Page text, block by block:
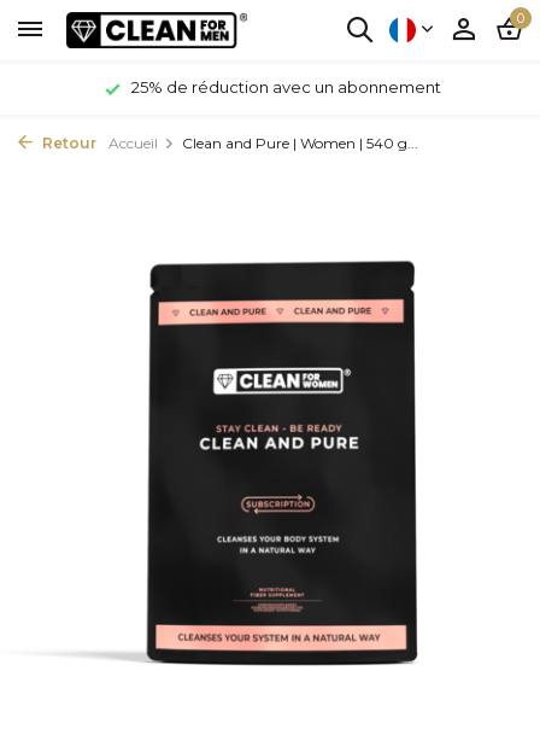
0
25% de réduction avec un abonnement
Retour Accueil Clean and Pure | Women | 540 g...